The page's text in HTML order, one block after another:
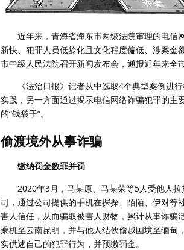
近年来，青海省海东市两级法院审理的电信
新快、犯罪人员低龄化且文化程度偏低、涉案
市中级人民法院召开新闻发布会，通报近年来全
《法治日报》记者从中选取4个典型案例进行
实践，另一方面通过揭示电信网络诈骗犯罪的主
的“钱袋子”。
偷渡境外从事诈骗
缴纳罚金数罪并罚
2020年3月，马某原、马某荣等5人受他人拉
司，通过公司提供的手机在探探、陌陌、伊对等
害人信任，从而骗取被害人财物，累计从事诈
乘机至云南昆明，并与他人结伙偷越国境至缅甸
实供述自己的犯罪行为，并预缴罚金。